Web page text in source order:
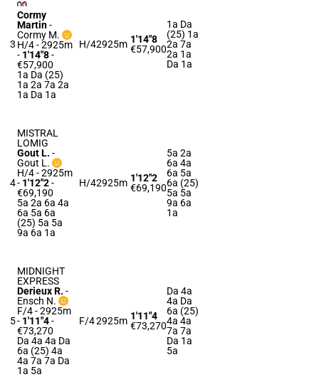
3
Cormy
Martin-
Cormy M.
H/4 - 2925m
- 1'14"8-
€57,900
1a Da (25)
1a 2a 7a 2a
1a Da 1a
H/42925m 1'14"8
€57,900
1a Da
(25) 1a
2a 7a
2a 1a
Da 1a
4
MISTRAL
LOMIG
Gout L. -
Gout L.
H/4 - 2925m
- 1'12"2-
€69,190
5a 2a 6a 4a
6a 5a 6a
(25) 5a 5a
9a 6a 1a
H/42925m 1'12"2
€69,190
5a 2a
6a 4a
6a 5a
6a (25)
5a 5a
9a 6a
1a
5
MIDNIGHT
EXPRESS
Derieux R. -
Ensch N.
F/4 - 2925m
- 1'11"4-
€73,270
Da 4a 4a Da
6a (25) 4a
4a 7a 7a Da
1a 5a
F/42925m 1'11"4
€73,270
Da 4a
4a Da
6a (25)
4a 4a
7a 7a
Da 1a
5a